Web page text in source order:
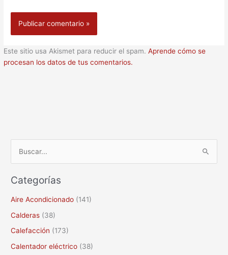
Este sitio usa Akismet para reducir el spam.Aprende cómo se
procesan los datos de tus comentarios.
s
c
o
Categorías
Aire Acondicionado (141)
Calderas (38)
Calefacción (173)
Calentador eléctrico (38)